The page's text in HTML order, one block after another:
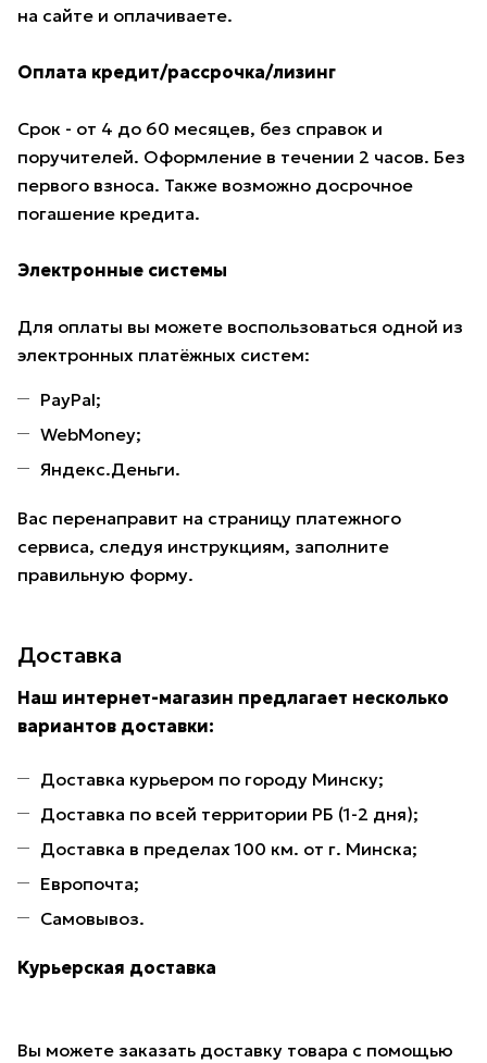
на сайте и оплачиваете.
Оплата кредит/рассрочка/лизинг
Срок - от 4 до 60 месяцев, без справок и
поручителей. Оформление в течении 2 часов. Без
первого взноса. Также возможно досрочное
погашение кредита.
Электронные системы
Для оплаты вы можете воспользоваться одной из
электронных платёжных систем:
PayPal;
WebMoney;
Яндекс.Деньги.
Вас перенаправит на страницу платежного
сервиса, следуя инструкциям, заполните
правильную форму.
Доставка
Наш интернет-магазин предлагает несколько
вариантов доставки:
Доставка курьером по городу Минску;
Доставка по всей территории РБ (1-2 дня);
Доставка в пределах 100 км. от г. Минска;
Европочта;
Самовывоз.
Курьерская доставка
Вы можете заказать доставку товара с помощью